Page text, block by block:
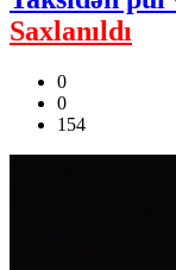
Saxlanıldı
0
0
154